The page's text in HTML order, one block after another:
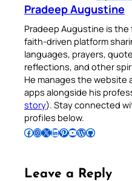
Pradeep Augustine
Pradeep Augustine is the
faith-driven platform
languages, prayers,
reflections, and other
He manages the website
apps alongside his
story). Stay connected
profiles below.
Follow Pradeep on Facebook Follow Pradeep on InstagramFollow Pradeep on X Follow Pradeep on LinkedIn Follow Pradeep on Pinterest Subscribe to Pradeep’s Youtube Channel Follow Pradeep on WordPress Follow Pradeep on GitHub
Leave a Reply